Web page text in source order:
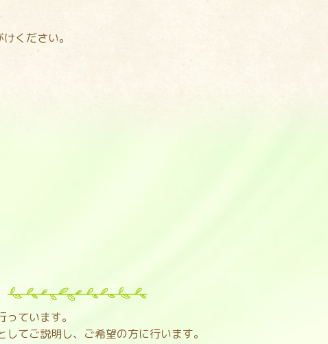
ください。
ています。
てご説明し、ご希望の方に行います。